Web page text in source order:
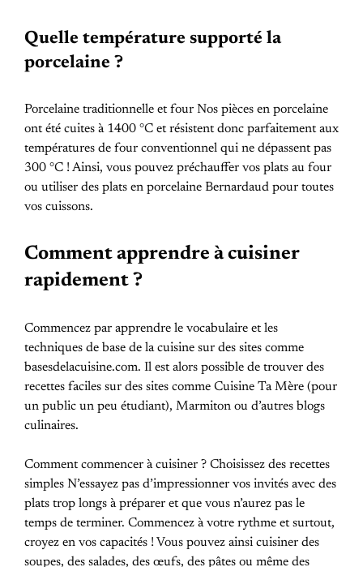
Quelle température supporté la
porcelaine ?
Porcelaine traditionnelle et four Nos pièces en porcelaine
ont été cuites à 1400 °C et résistent donc parfaitement aux
températures de four conventionnel qui ne dépassent pas
300 °C ! Ainsi, vous pouvez préchauffer vos plats au four
ou utiliser des plats en porcelaine Bernardaud pour toutes
vos cuissons.
Comment apprendre à cuisiner
rapidement ?
Commencez par apprendre le vocabulaire et les
techniques de base de la cuisine sur des sites comme
basesdelacuisine.com. Il est alors possible de trouver des
recettes faciles sur des sites comme Cuisine Ta Mère (pour
un public un peu étudiant), Marmiton ou d’autres blogs
culinaires.
Comment commencer à cuisiner ? Choisissez des recettes
simples N’essayez pas d’impressionner vos invités avec des
plats trop longs à préparer et que vous n’aurez pas le
temps de terminer. Commencez à votre rythme et surtout,
croyez en vos capacités ! Vous pouvez ainsi cuisiner des
soupes, des salades, des œufs, des pâtes ou même des